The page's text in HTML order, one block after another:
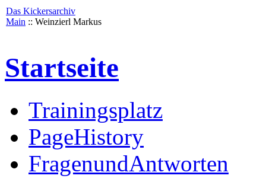
Das Kickersarchiv
Main :: Weinzierl Markus
Startseite
Trainingsplatz
PageHistory
FragenundAntworten